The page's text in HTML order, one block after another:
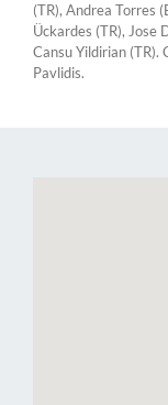
(TR), Andrea Torres
Ückardes (TR), Jose
Cansu Yildirian (TR).
Pavlidis.